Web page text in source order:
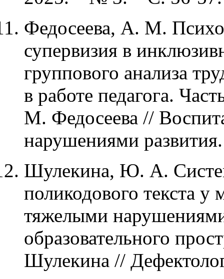
Федосеева, А. М.
супервизия в
группового анализа
в работе педагога.
М. Федосеева //
нарушениями
Шулекина, Ю. А.
поликодового текста
тяжелыми
образовательного
Шулекина //